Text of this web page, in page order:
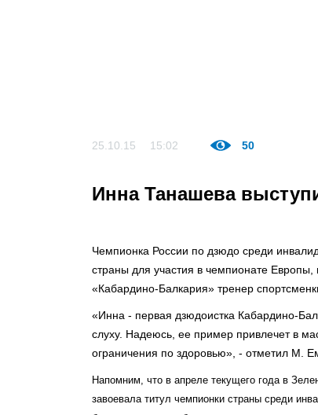
25.10.15 15:02 50
Инна Танашева
Чемпионка России по дзюдо среди
страны для участия в чемпионате
«Кабардино-Балкария» тренер
«Инна - первая дзюдоистка Кабардино-
слуху. Надеюсь, ее пример привлечет в
ограничения по здоровью», - отметил М.
Напомним, что в апреле текущего года в
завоевала титул чемпионки страны среди